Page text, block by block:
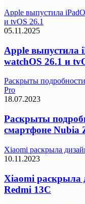
Apple выпустила
и tvOS 26.1
05.11.2025
Apple выпустила
watchOS 26.1 и
Раскрыты
Pro
18.07.2023
Раскрыты
смартфоне Nubia
Xiaomi раскрыла
10.11.2023
Xiaomi раскрыла
Redmi 13C